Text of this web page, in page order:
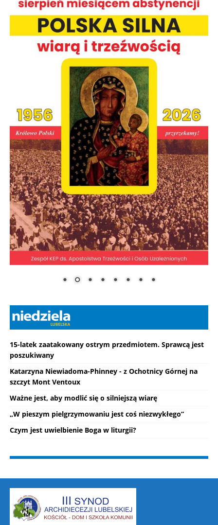
15-latek zaatakowany ostrym przedmiotem. Sprawcą jest
poszukiwany
Katarzyna Niewiadoma-Phinney - z Ochotnicy Górnej na
szczyt Mont Ventoux
Ważne jest, aby modlić się o silniejszą wiarę
„W pieszym pielgrzymowaniu jest coś niezwykłego”
Czym jest uwielbienie Boga w liturgii?